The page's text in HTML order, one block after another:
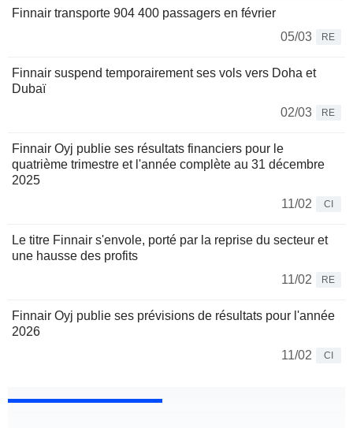
Finnair transporte 904 400 passagers en février
05/03
RE
Finnair suspend temporairement ses vols vers Doha et
Dubaï
02/03
RE
Finnair Oyj publie ses résultats financiers pour le
quatrième trimestre et l'année complète au 31 décembre
2025
11/02
CI
Le titre Finnair s'envole, porté par la reprise du secteur et
une hausse des profits
11/02
RE
Finnair Oyj publie ses prévisions de résultats pour l'année
2026
11/02
CI